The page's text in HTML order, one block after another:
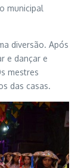
municipal
diversão. Após
e dançar e
mestres
das casas.